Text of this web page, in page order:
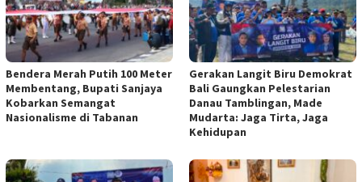
Bendera Merah Putih 100 Meter
Membentang, Bupati Sanjaya
Kobarkan Semangat
Nasionalisme di Tabanan
Gerakan Langit Biru Demokrat
Bali Gaungkan Pelestarian
Danau Tamblingan, Made
Mudarta: Jaga Tirta, Jaga
Kehidupan